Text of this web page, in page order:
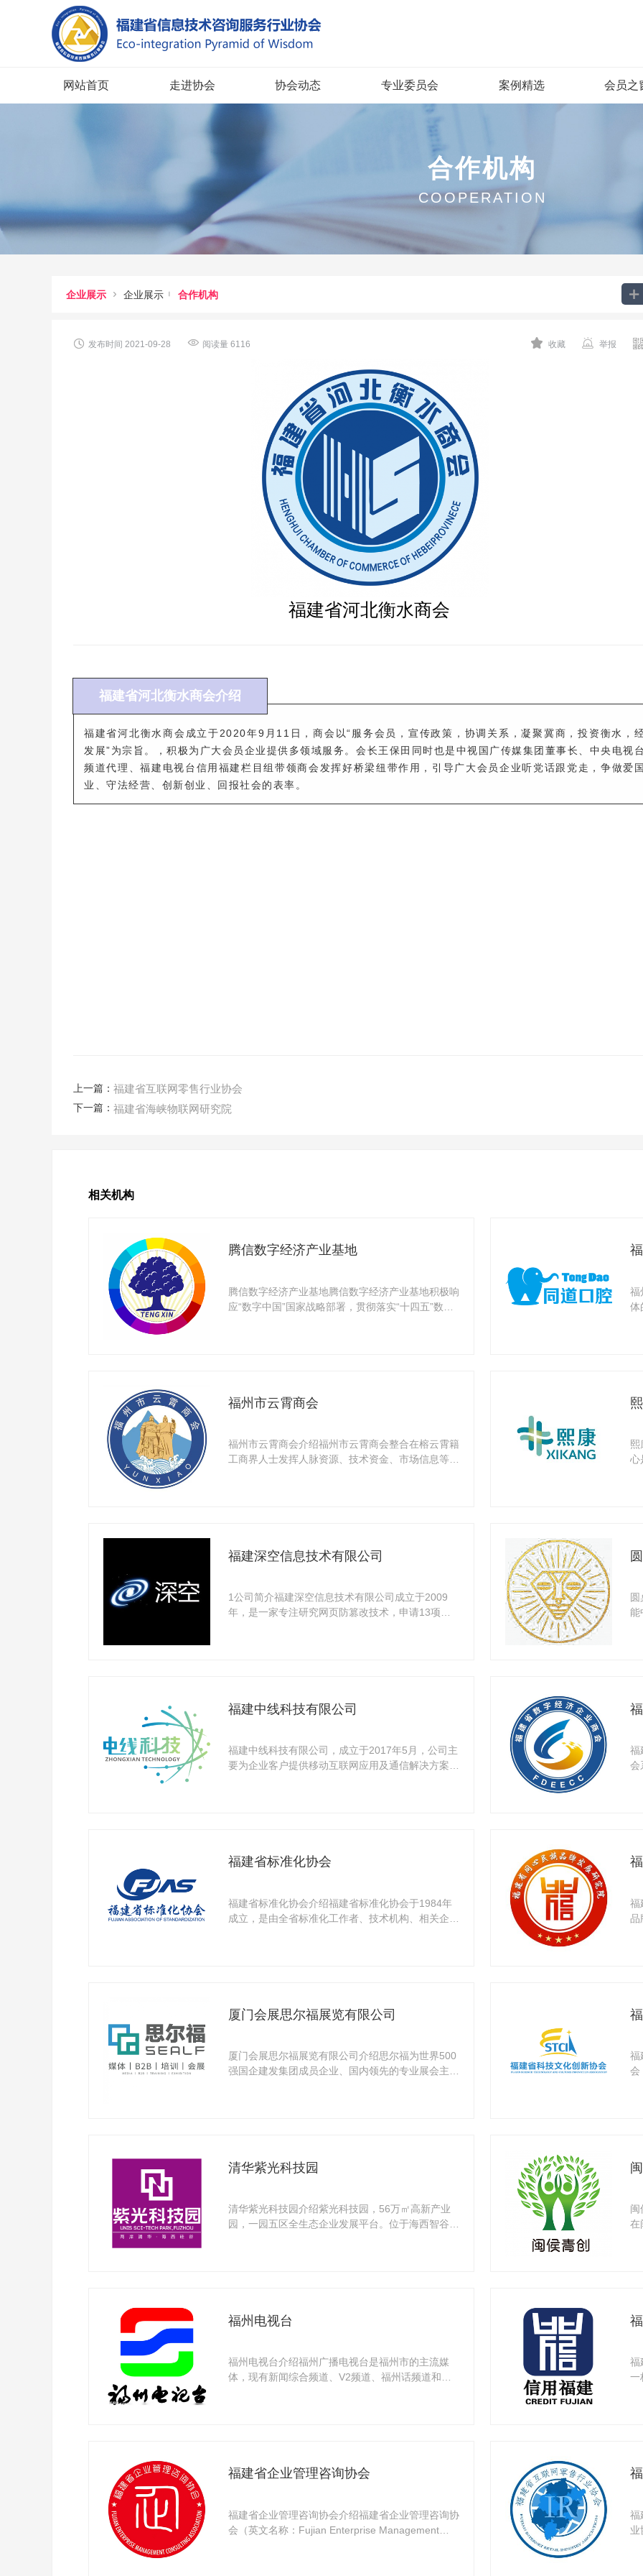
网站首页 走进协会 协会动态 专业委员会 案例精选 会员之
合作机构
COOPERATION
企业展示  企业展示  合作机构 
 发布时间 2021-09-28  阅读量 6116  收藏  举报
福建省河北衡水商会
福建省河北衡水商会介绍
福建省河北衡水商会成立于2020年9 月 11 日，商会以“服务会员，宣传政策，协调关系，凝聚冀商，投资衡水，
发展”为宗旨。，积极为广大会员企业提供多领域服务。会长王保田同时也是中视国广传媒集团董事长、中央电视
频道代理、福建电视台信用福建栏目组带领商会发挥好桥梁纽带作用，引导广大会员企业听党话跟党走，争做爱
业、守法经营、创新创业、回报社会的表率 。
上一篇： 福建省互联网零售行业协会
下一篇： 福建省海峡物联网研究院
相关机构
腾信数字经济产业基地
腾信数字经济产业基地腾信数字经济产业基地积极响
应“数字中国”国家战略部署，贯彻落实“十四五”数字
福
体
福州市云霄商会
福州市云霄商会介绍福州市云霄商会整合在榕云霄籍
工商界人士发挥人脉资源、技术资金、市场信息等优
熙
心
福建深空信息技术有限公司
1公司简介福建深空信息技术有限公司成立于2009
年，是一家专注研究网页防篡改技术，申请13项发
能
福建中线科技有限公司
福建中线科技有限公司，成立于2017年5月，公司主
要为企业客户提供移动互联网应用及通信解决方案，
福
会
福建省标准化协会
福建省标准化协会介绍福建省标准化协会于1984年
成立，是由全省标准化工作者、技术机构、相关企事
福
品
厦门会展思尔福展览有限公司
厦门会展思尔福展览有限公司介绍思尔福为世界500
强国企建发集团成员企业、国内领先的专业展会主办
福
会
清华紫光科技园
清华紫光科技园介绍紫光科技园，56万㎡高新产业
园，一园五区全生态企业发展平台。位于海西智谷福
闽
在
福州电视台
福州电视台介绍福州广播电视台是福州市的主流媒
体，现有新闻综合频道、V2频道、福州话频道和少
福
一
福建省企业管理咨询协会
福建省企业管理咨询协会介绍福建省企业管理咨询协
会（英文名称：Fujian Enterprise Management
福
业